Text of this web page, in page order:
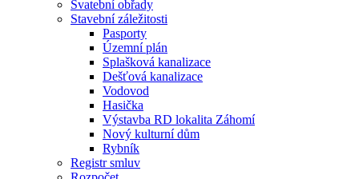
Svatební obřady
Stavební záležitosti
Pasporty
Územní plán
Splašková kanalizace
Dešťová kanalizace
Vodovod
Hasička
Výstavba RD lokalita Záhomí
Nový kulturní dům
Rybník
Registr smluv